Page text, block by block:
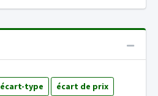
écart-type écart de prix